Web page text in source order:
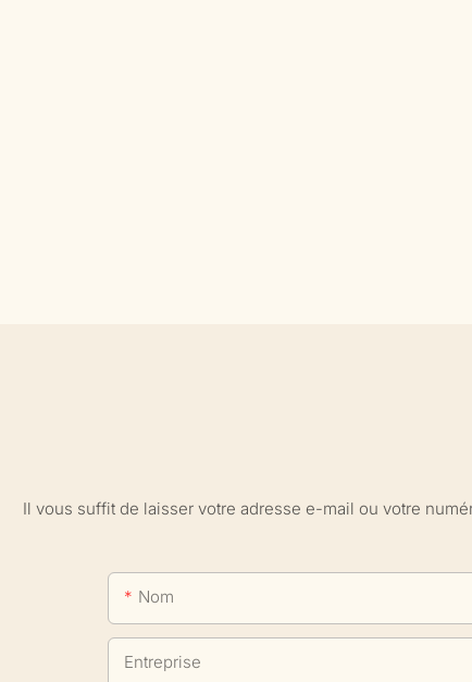
Il vous suffit de laisser votre adresse e-mail ou votre
Nom
Entreprise